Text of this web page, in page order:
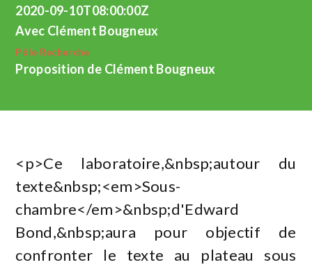
2020-09-10T08:00:00Z
Avec Clément Bougneux
Pôle Recherche
Proposition de Clément Bougneux
<p>Ce laboratoire,&nbsp;autour du
texte&nbsp;<em>Sous-
chambre</em>&nbsp;d'Edward
Bond,&nbsp;aura pour objectif de
confronter le texte au plateau sous